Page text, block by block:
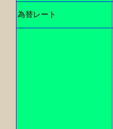
為替レート